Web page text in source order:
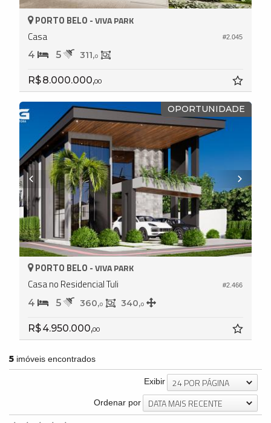
#2.045
PORTO BELO -VIVA PARK
Casa
4 5 311,0
R$ 8.000.000,00
OPORTUNIDADE
#2.466
PORTO BELO -VIVA PARK
Casa no Residencial Tuli
4 5 360,0 340,0
R$ 4.950.000,00
5 imóveis encontrados
Exibir 24 POR PÁGINA
Ordenar por DATA MAIS RECENTE